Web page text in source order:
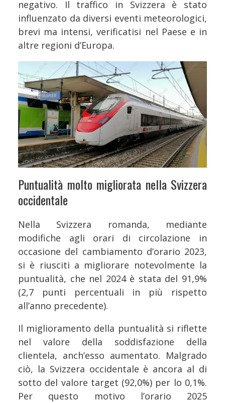
negativo. Il traffico in Svizzera è stato
influenzato da diversi eventi meteorologici,
brevi ma intensi, verificatisi nel Paese e in
altre regioni d’Europa.
Puntualità molto migliorata nella Svizzera
occidentale
Nella Svizzera romanda, mediante
modifiche agli orari di circolazione in
occasione del cambiamento d’orario 2023,
si è riusciti a migliorare notevolmente la
puntualità, che nel 2024 è stata del 91,9%
(2,7 punti percentuali in più rispetto
all’anno precedente).
Il miglioramento della puntualità si riflette
nel valore della soddisfazione della
clientela, anch’esso aumentato. Malgrado
ciò, la Svizzera occidentale è ancora al di
sotto del valore target (92,0%) per lo 0,1%.
Per questo motivo l’orario 2025